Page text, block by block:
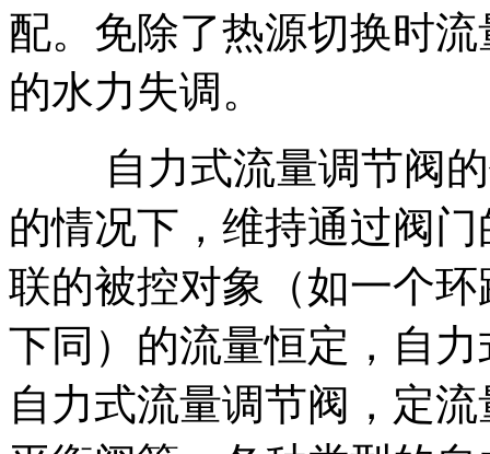
配。免除了热源切换时
的水力失调。
自力式流量调节阀的
的情况下，维持通过阀
联的被控对象（如一个
下同）的流量恒定，自
自力式流量调节阀，定